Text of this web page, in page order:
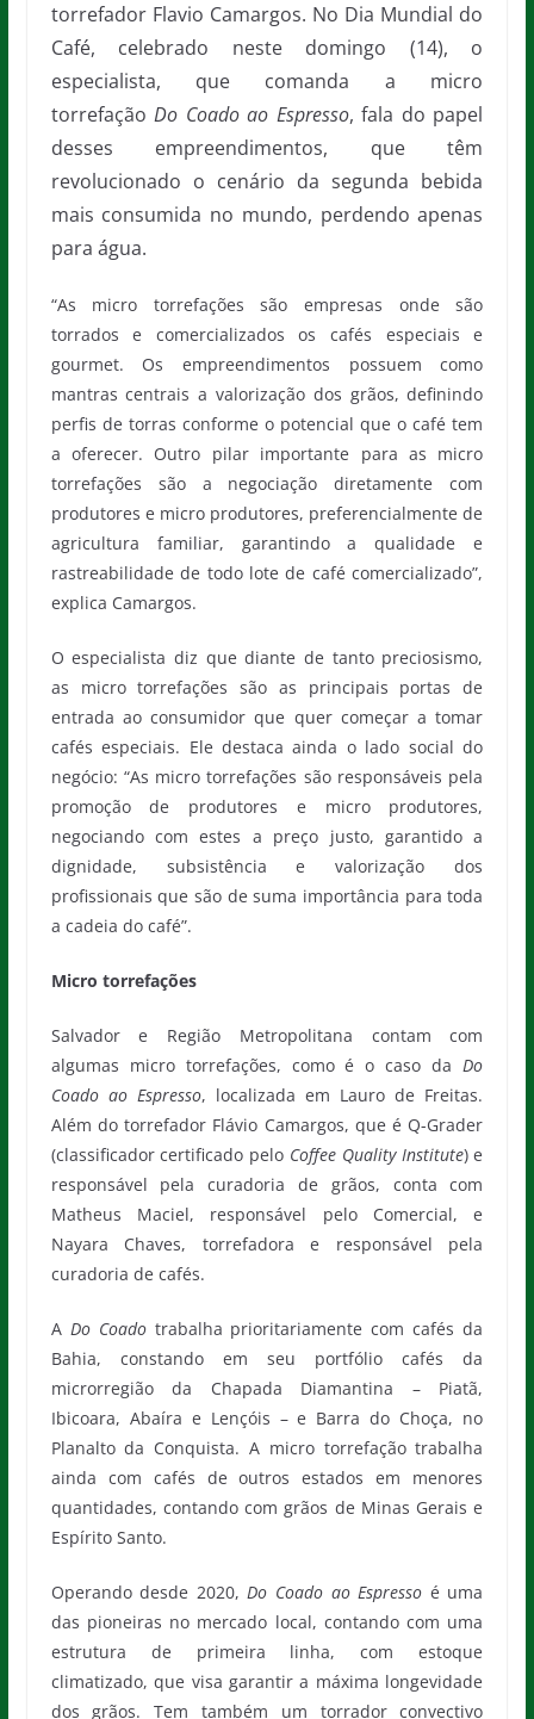
torrefador Flavio Camargos. No Dia Mundial do
Café, celebrado neste domingo (14), o
especialista, que comanda a micro
torrefaçãoDo Coado ao Espresso, fala do papel
desses empreendimentos, que têm
revolucionado o cenário da segunda bebida
mais consumida no mundo, perdendo apenas
para água.
“As micro torrefações são empresas onde são
torrados e comercializados os cafés especiais e
gourmet. Os empreendimentos possuem como
mantras centrais a valorização dos grãos, definindo
perfis de torras conforme o potencial que o café tem
a oferecer. Outro pilar importante para as micro
torrefações são a negociação diretamente com
produtores e micro produtores, preferencialmente de
agricultura familiar, garantindo a qualidade e
rastreabilidade de todo lote de café comercializado”,
explica Camargos.
O especialista diz que diante de tanto preciosismo,
as micro torrefações são as principais portas de
entrada ao consumidor que quer começar a tomar
cafés especiais. Ele destaca ainda o lado social do
negócio: “As micro torrefações são responsáveis pela
promoção de produtores e micro produtores,
negociando com estes a preço justo, garantido a
dignidade, subsistência e valorização dos
profissionais que são de suma importância para toda
a cadeia do café”.
Micro torrefações
Salvador e Região Metropolitana contam com
algumas micro torrefações, como é o caso daDo
Coado ao Espresso, localizada em Lauro de Freitas.
Além do torrefador Flávio Camargos, que é Q-Grader
(classificador certificado pelo Coffee Quality Institute) e
responsável pela curadoria de grãos, conta com
Matheus Maciel, responsável pelo Comercial, e
Nayara Chaves, torrefadora e responsável pela
curadoria de cafés.
A Do Coadotrabalha prioritariamente com cafés da
Bahia, constando em seu portfólio cafés da
microrregião da Chapada Diamantina – Piatã,
Ibicoara, Abaíra e Lençóis – e Barra do Choça, no
Planalto da Conquista. A micro torrefação trabalha
ainda com cafés de outros estados em menores
quantidades, contando com grãos de Minas Gerais e
Espírito Santo.
Operando desde 2020,Do Coado ao Espresso é uma
das pioneiras no mercado local, contando com uma
estrutura de primeira linha, com estoque
climatizado, que visa garantir a máxima longevidade
dos grãos. Tem também um torrador convectivo